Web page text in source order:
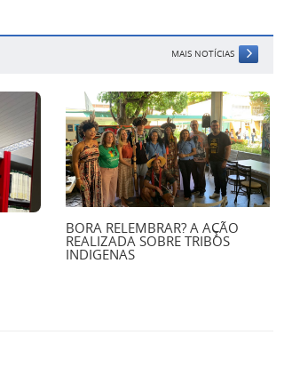
MAIS NOTÍCIAS
BORA RELEMBRAR? A AÇÃO
REALIZADA SOBRE TRIBOS
INDIGENAS